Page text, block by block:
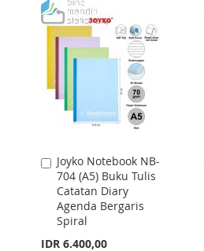
Joyko Notebook NB-
704 (A5) Buku Tulis
Catatan Diary
Agenda Bergaris
Spiral
IDR 6.400,00
Add
to
Cart